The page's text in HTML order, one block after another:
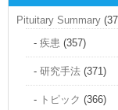
Pituitary Summary
疾患 (357)
研究手法 (371)
トピック (366)